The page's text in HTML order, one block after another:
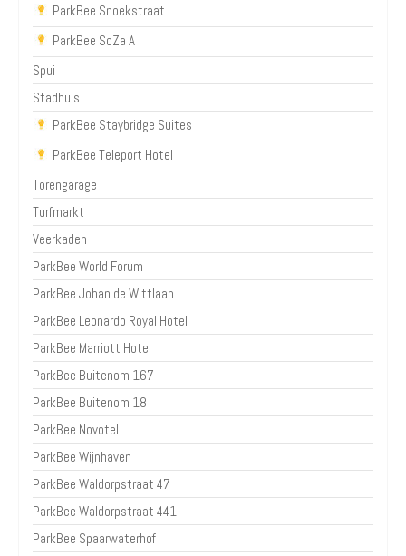
ParkBee Snoekstraat
ParkBee SoZa A
Spui
Stadhuis
ParkBee Staybridge Suites
ParkBee Teleport Hotel
Torengarage
Turfmarkt
Veerkaden
ParkBee World Forum
ParkBee Johan de Wittlaan
ParkBee Leonardo Royal Hotel
ParkBee Marriott Hotel
ParkBee Buitenom 167
ParkBee Buitenom 18
ParkBee Novotel
ParkBee Wijnhaven
ParkBee Waldorpstraat 47
ParkBee Waldorpstraat 441
ParkBee Spaarwaterhof